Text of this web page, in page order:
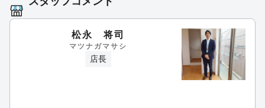
#ハウスコム京急久里浜店 #お部屋探し #賃貸【久里
ってみてください。お店の方も感じがとても良いで
すよ～ [京急久里浜店]09:55 am Jul 10th
松永 将司
マツナガマサシ
店長